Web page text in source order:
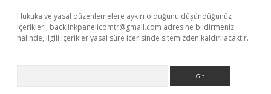
Hukuka ve yasal düzenlemelere aykırı olduğunu düşündüğünüz
içerikleri, backlinkpanelicomtr@gmail.com adresine bildirmeniz
halinde, ilgili içerikler yasal süre içerisinde sitemizden kaldırılacaktır.